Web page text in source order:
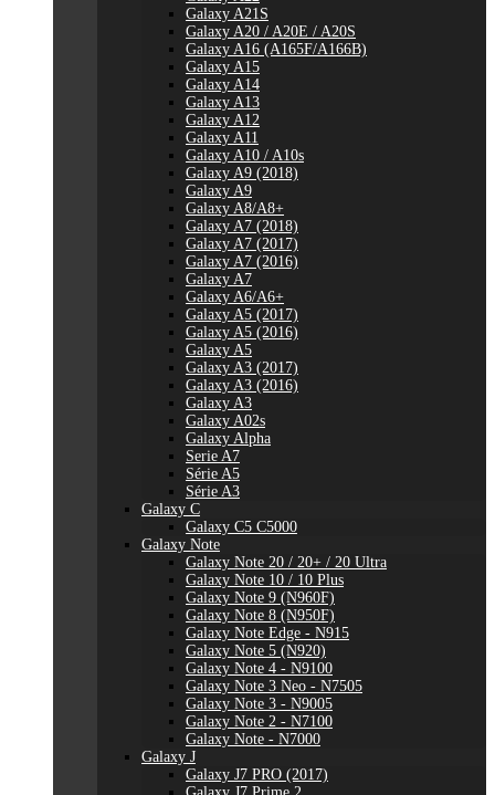
Galaxy A21S
Galaxy A20 / A20E / A20S
Galaxy A16 (A165F/A166B)
Galaxy A15
Galaxy A14
Galaxy A13
Galaxy A12
Galaxy A11
Galaxy A10 / A10s
Galaxy A9 (2018)
Galaxy A9
Galaxy A8/A8+
Galaxy A7 (2018)
Galaxy A7 (2017)
Galaxy A7 (2016)
Galaxy A7
Galaxy A6/A6+
Galaxy A5 (2017)
Galaxy A5 (2016)
Galaxy A5
Galaxy A3 (2017)
Galaxy A3 (2016)
Galaxy A3
Galaxy A02s
Galaxy Alpha
Serie A7
Série A5
Série A3
Galaxy C
Galaxy C5 C5000
Galaxy Note
Galaxy Note 20 / 20+ / 20 Ultra
Galaxy Note 10 / 10 Plus
Galaxy Note 9 (N960F)
Galaxy Note 8 (N950F)
Galaxy Note Edge - N915
Galaxy Note 5 (N920)
Galaxy Note 4 - N9100
Galaxy Note 3 Neo - N7505
Galaxy Note 3 - N9005
Galaxy Note 2 - N7100
Galaxy Note - N7000
Galaxy J
Galaxy J7 PRO (2017)